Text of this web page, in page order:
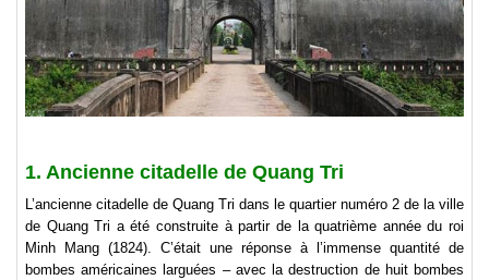
1. Ancienne citadelle de Quang Tri
L’ancienne citadelle de Quang Tri dans le quartier numéro 2 de la ville
de Quang Tri a été construite à partir de la quatrième année du roi
Minh Mang (1824). C’était une réponse à l’immense quantité de
bombes américaines larguées – avec la destruction de huit bombes